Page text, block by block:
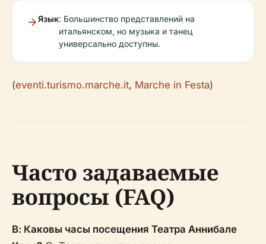
Язык: Большинство представлений на
итальянском, но музыка и танец
универсально доступны.
(eventi.turismo.marche.it, Marche in Festa)
Часто задаваемые
вопросы (FAQ)
В: Каковы часы посещения Театра Аннибале